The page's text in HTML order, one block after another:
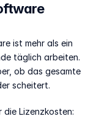
ist mehr als ein
täglich arbeiten.
ob das gesamte
scheitert.
die Lizenzkosten: